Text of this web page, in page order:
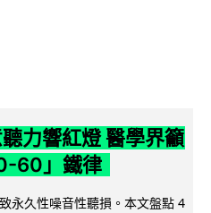
力響紅燈 醫學界籲
60」鐵律
永久性噪音性聽損。本文盤點 4